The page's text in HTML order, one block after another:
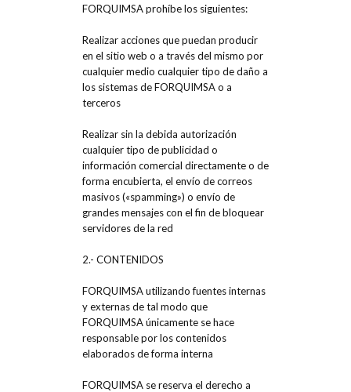
FORQUIMSA prohíbe los siguientes:
Realizar acciones que puedan producir
en el sitio web o a través del mismo por
cualquier medio cualquier tipo de daño a
los sistemas de FORQUIMSA o a
terceros
Realizar sin la debida autorización
cualquier tipo de publicidad o
información comercial directamente o de
forma encubierta, el envío de correos
masivos («spamming») o envío de
grandes mensajes con el fin de bloquear
servidores de la red
2.- CONTENIDOS
FORQUIMSA utilizando fuentes internas
y externas de tal modo que
FORQUIMSA únicamente se hace
responsable por los contenidos
elaborados de forma interna
FORQUIMSA se reserva el derecho a